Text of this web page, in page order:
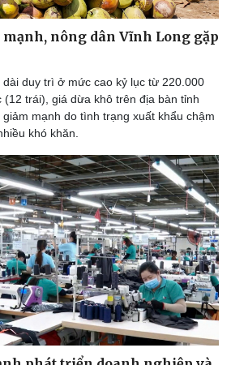
nông dân Vĩnh Long gặp
dài duy trì ở mức cao kỷ lục từ 220.000
(12 trái), giá dừa khô trên địa bàn tỉnh
mạnh do tình trạng xuất khẩu chậm
khó khăn.